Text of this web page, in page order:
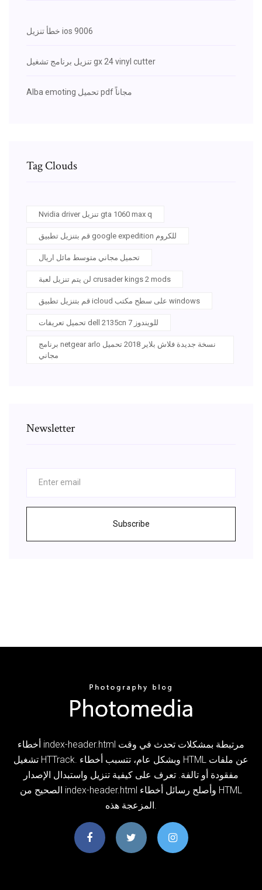
خطأ تنزيل ios 9006
تنزيل برنامج تشغيل gx 24 vinyl cutter
Alba emoting تحميل pdf مجاناً
Tag Clouds
Nvidia driver تنزيل gta 1060 max q
قم بتنزيل تطبيق google expedition للكروم
تحميل مجاني متوسط ​​مائل اريال
لن يتم تنزيل لعبة crusader kings 2 mods
قم بتنزيل تطبيق icloud على سطح مكتب windows
تحميل تعريفات dell 2135cn للويندوز 7
برنامج netgear arlo نسخة جديدة فلاش بلاير 2018 تحميل
مجاني
Newsletter
Subscribe
أخطاء index-header.html مرتبطة بمشكلات تحدث في وقت
تشغيل HTTrack. وبشكل عام، تتسبب أخطاء HTML عن ملفات
مفقودة أو تالفة. تعرف على كيفية تنزيل واستبدال الإصدار
الصحيح من index-header.html وأصلح رسائل أخطاء HTML